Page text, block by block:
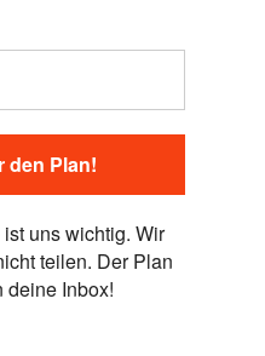
den Plan!
uns wichtig. Wir
teilen. Der Plan
deine Inbox!